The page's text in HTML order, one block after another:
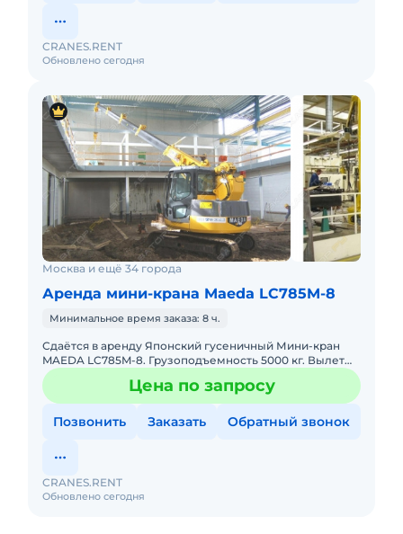
Обновлено сегодня
CRANES.RENT
Москва и ещё 34 города
Аренда мини-крана Maeda LC785M-8
Минимальное время заказа: 8 ч.
Сдаётся в аренду Японский гусеничный Мини-кран
MAEDA LC785M-8. Грузоподъемность 5000 кг. Вылет
стрелы 20(26)м. Тип питания: дизельный мотор, пульт
д/у. Передвиж
Цена по запросу
Позвонить Заказать Обратный звонок
Обновлено сегодня
CRANES.RENT